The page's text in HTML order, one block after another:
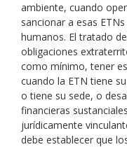
ambiente, cuando
sancionar a esas
humanos. El tratado
obligaciones
como mínimo, tener
cuando la ETN tiene
o tiene su sede, o
financieras
jurídicamente
debe establecer que